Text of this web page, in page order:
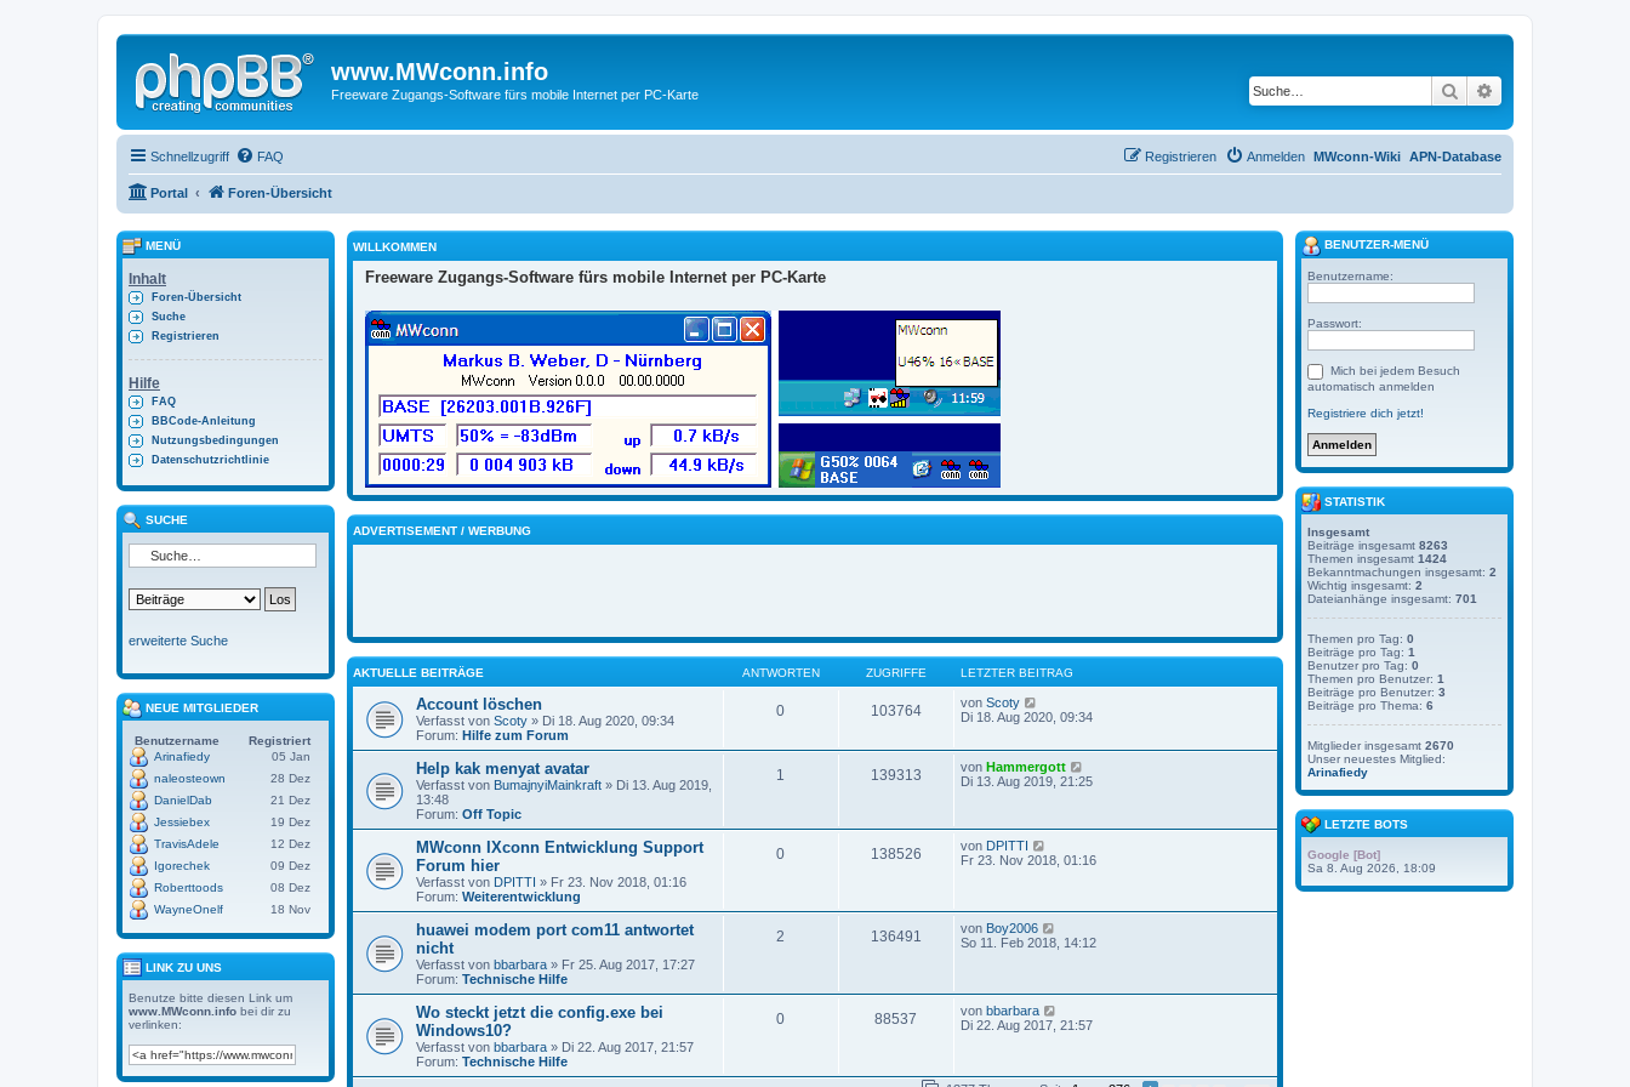
www.MWconn.info
Freeware Zugangs-Software fürs mobile Internet per PC-Karte Suche
Schnellzugriff FAQ APN-Database
MWconn-Wiki
Anmelden
Registrieren
Portal Foren-Übersicht
WILLKOMMEN
Freeware Zugangs-Software fürs mobile Internet per PC-Karte
ADVERTISEMENT / WERBUNG
AKTUELLE BEITRÄGE ANTWORTEN ZUGRIFFE LETZTER BEITRAG
Account löschen
Verfasst von Scoty » Di 18. Aug 2020, 09:34
Forum: Hilfe zum Forum
0 103764 von Scoty
e
t
e
e
i
t
Di 18. Aug 2020, 09:34
Help kak menyat avatar
Verfasst von BumajnyiMainkraft » Di 13. Aug 2019,
13:48
Forum: Off Topic
1 139313 von Hammergott
e
e
r
i
r
Di 13. Aug 2019, 21:25
MWconn IXconn Entwicklung Support
Forum hier
Verfasst von DPITTI » Fr 23. Nov 2018, 01:16
Forum: Weiterentwicklung
0 138526 von DPITTI
e
t
e
r
t
r
a
Fr 23. Nov 2018, 01:16
huawei modem port com11 antwortet
nicht
Verfasst von bbarbara » Fr 25. Aug 2017, 17:27
Forum: Technische Hilfe
2 136491 von Boy2006
e
t
r
So 11. Feb 2018, 14:12
Wo steckt jetzt die config.exe bei
Windows10?
Verfasst von bbarbara » Di 22. Aug 2017, 21:57
Forum: Technische Hilfe
0 88537 von bbarbara
e
t
Di 22. Aug 2017, 21:57
MENÜ
Inhalt
Foren-Übersicht
Suche
Registrieren
Hilfe
FAQ
BBCode-Anleitung
Nutzungsbedingungen
Datenschutzrichtlinie
SUCHE
erweiterte Suche
NEUE MITGLIEDER
Benutzername
Registriert
Arinafiedy
05 Jan
naleosteown
28 Dez
DanielDab
21 Dez
Jessiebex
19 Dez
TravisAdele
12 Dez
Igorechek
09 Dez
Roberttoods
08 Dez
WayneOnelf
18 Nov
LINK ZU UNS
Benutze bitte diesen Link um
www.MWconn.info bei dir zu
verlinken:
BENUTZER-MENÜ
Benutzername:
Passwort:
Mich bei jedem Besuch
automatisch anmelden
Registriere dich jetzt!
STATISTIK
Insgesamt
Beiträge insgesamt 8263
Themen insgesamt 1424
Bekanntmachungen insgesamt: 2
Wichtig insgesamt: 2
Dateianhänge insgesamt: 701
Themen pro Tag: 0
Beiträge pro Tag: 1
Benutzer pro Tag: 0
Themen pro Benutzer: 1
Beiträge pro Benutzer: 3
Beiträge pro Thema: 6
Mitglieder insgesamt 2670
Unser neuestes Mitglied:
Arinafiedy
LETZTE BOTS
Google [Bot]
Sa 8. Aug 2026, 18:09